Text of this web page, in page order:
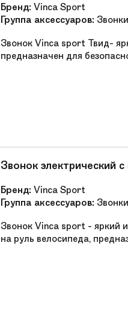
Бренд: Vinca Sport
Группа аксессуаров: Звонки
Звонок Vinca sport Твид-
предназначен для
Звонок электрический
Бренд: Vinca Sport
Группа аксессуаров: Звонки
Звонок Vinca sport - яркий
на руль велосипеда,